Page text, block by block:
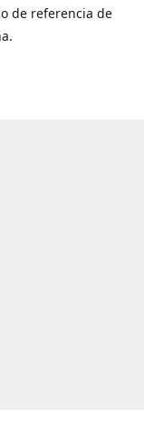
de referencia de